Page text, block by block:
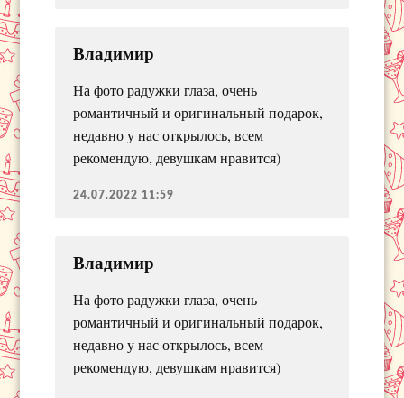
Владимир
На фото радужки глаза, очень
романтичный и оригинальный подарок,
недавно у нас открылось, всем
рекомендую, девушкам нравится)
24.07.2022 11:59
Владимир
На фото радужки глаза, очень
романтичный и оригинальный подарок,
недавно у нас открылось, всем
рекомендую, девушкам нравится)